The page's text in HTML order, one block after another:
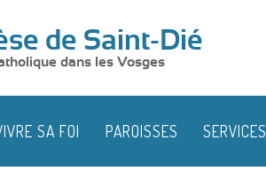
de Saint-Dié
dans les Vosges
SA FOI PAROISSES SERVICES